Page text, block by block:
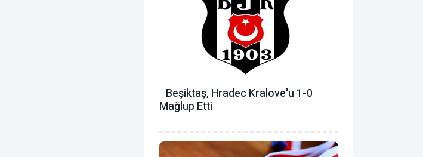
Beşiktaş, Hradec Kralove'u 1-0
Mağlup Etti